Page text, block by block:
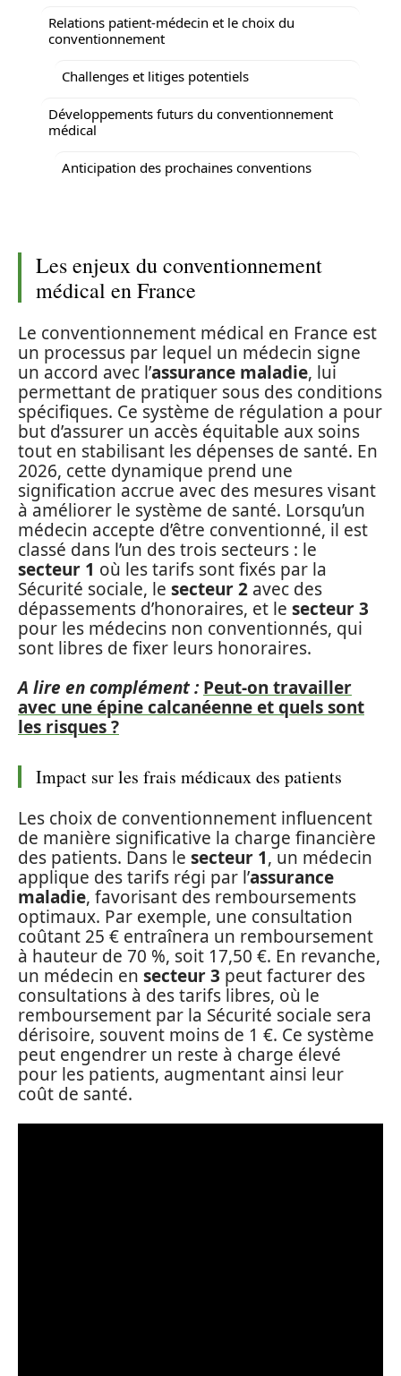
Relations patient-médecin et le choix du
conventionnement
Challenges et litiges potentiels
Développements futurs du conventionnement
médical
Anticipation des prochaines conventions
Les enjeux du conventionnement
médical en France
Le conventionnement médical en France est
un processus par lequel un médecin signe
un accord avec l’assurance maladie, lui
permettant de pratiquer sous des conditions
spécifiques. Ce système de régulation a pour
but d’assurer un accès équitable aux soins
tout en stabilisant les dépenses de santé. En
2026, cette dynamique prend une
signification accrue avec des mesures visant
à améliorer le système de santé. Lorsqu’un
médecin accepte d’être conventionné, il est
classé dans l’un des trois secteurs : le
secteur 1 où les tarifs sont fixés par la
Sécurité sociale, le secteur 2 avec des
dépassements d’honoraires, et le secteur 3
pour les médecins non conventionnés, qui
sont libres de fixer leurs honoraires.
A lire en complément : Peut-on travailler
avec une épine calcanéenne et quels sont
les risques ?
Impact sur les frais médicaux des patients
Les choix de conventionnement influencent
de manière significative la charge financière
des patients. Dans le secteur 1, un médecin
applique des tarifs régi par l’assurance
maladie, favorisant des remboursements
optimaux. Par exemple, une consultation
coûtant 25 € entraînera un remboursement
à hauteur de 70 %, soit 17,50 €. En revanche,
un médecin en secteur 3 peut facturer des
consultations à des tarifs libres, où le
remboursement par la Sécurité sociale sera
dérisoire, souvent moins de 1 €. Ce système
peut engendrer un reste à charge élevé
pour les patients, augmentant ainsi leur
coût de santé.